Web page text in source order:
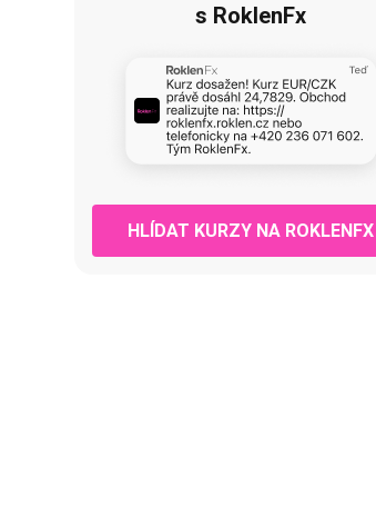
s RoklenFx
HLÍDAT KURZY NA ROKLENFX